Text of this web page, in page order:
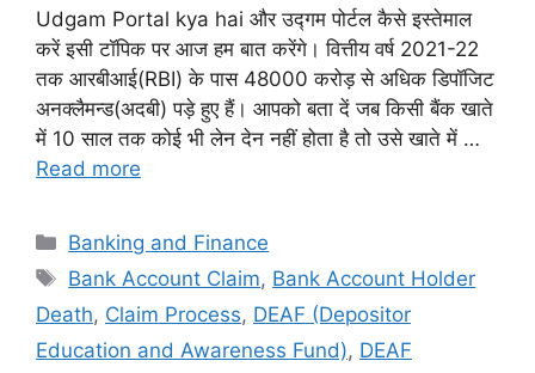
Udgam Portal kya hai और उद्गम पोर्टल कैसे इस्तेमाल
करें इसी टॉपिक पर आज हम बात करेंगे। वित्तीय वर्ष 2021-22
तक आरबीआई(RBI) के पास 48000 करोड़ से अधिक डिपॉजिट
अनक्लैमन्ड(अदबी) पड़े हुए हैं। आपको बता दें जब किसी बैंक खाते
में 10 साल तक कोई भी लेन देन नहीं होता है तो उसे खाते में …
Read more
Categories
Banking and Finance
Tags
Bank Account Claim, Bank Account Holder
Death, Claim Process, DEAF (Depositor
Education and Awareness Fund), DEAF